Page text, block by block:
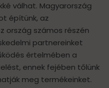
válhat. Magyarország
építünk, az
ország számos részén
partnereinket
értelmében a
ennek fejében tőlünk
meg termékeinket.